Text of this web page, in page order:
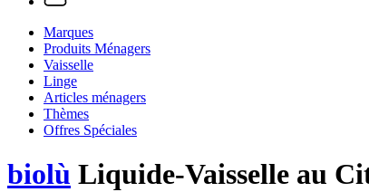
Marques
Produits Ménagers
Vaisselle
Linge
Articles ménagers
Thèmes
Offres Spéciales
biolù Liquide-Vaisselle au